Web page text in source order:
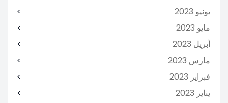
يونيو 2023
مايو 2023
أبريل 2023
مارس 2023
فبراير 2023
يناير 2023